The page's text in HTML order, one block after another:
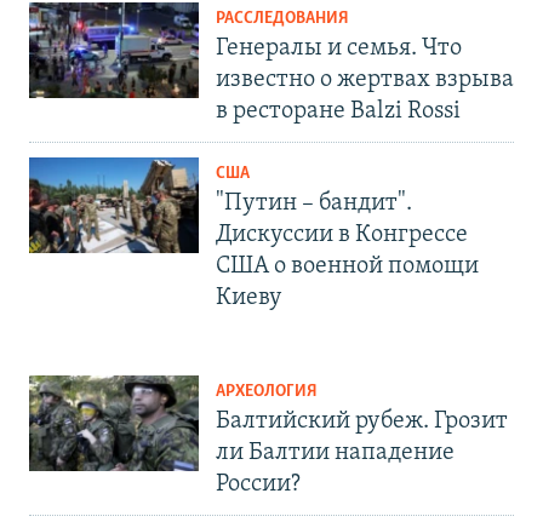
РАССЛЕДОВАНИЯ
Генералы и семья. Что
известно о жертвах взрыва
в ресторане Balzi Rossi
США
"Путин – бандит".
Дискуссии в Конгрессе
США о военной помощи
Киеву
АРХЕОЛОГИЯ
Балтийский рубеж. Грозит
ли Балтии нападение
России?